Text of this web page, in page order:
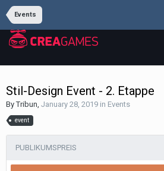
Events
Stil-Design Event - 2. Etappe
ByTribun, January 28, 2019 in Events
event
PUBLIKUMSPREIS